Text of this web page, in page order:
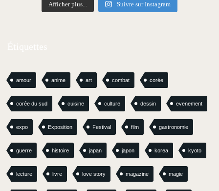
Afficher plus... Suivre sur Instagram
amour anime art combat corée
corée du sud cuisine culture dessin evenement
expo Exposition Festival film gastronomie
guerre histoire japan japon korea kyoto
lecture livre love story magazine magie